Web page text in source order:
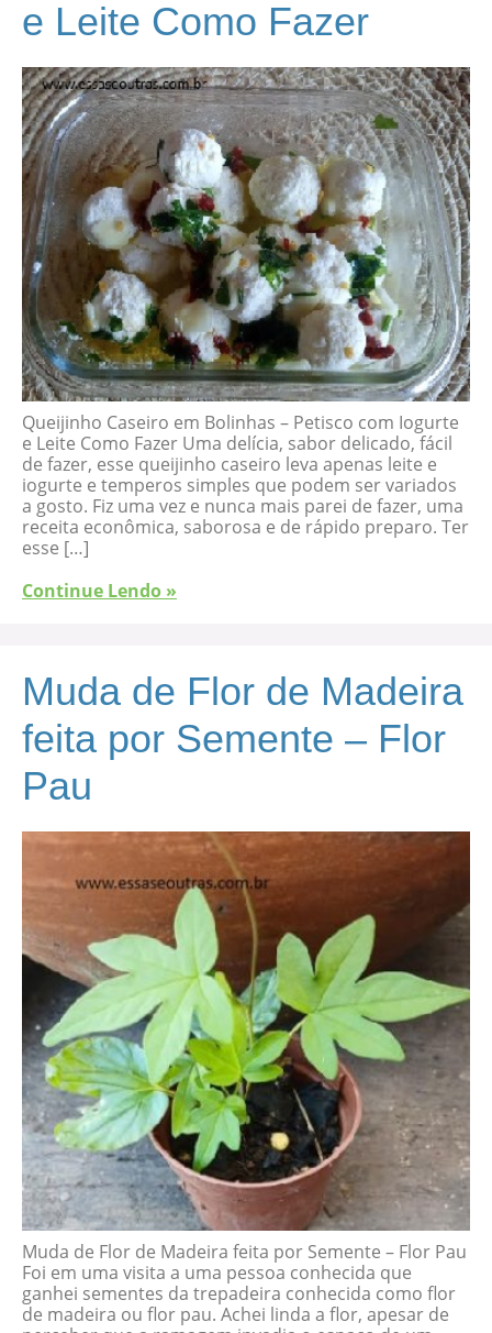
e Leite Como Fazer
Queijinho Caseiro em Bolinhas – Petisco com Iogurte
e Leite Como Fazer Uma delícia, sabor delicado, fácil
de fazer, esse queijinho caseiro leva apenas leite e
iogurte e temperos simples que podem ser variados
a gosto. Fiz uma vez e nunca mais parei de fazer, uma
receita econômica, saborosa e de rápido preparo. Ter
esse […]
Continue Lendo »
Muda de Flor de Madeira
feita por Semente – Flor
Pau
Muda de Flor de Madeira feita por Semente – Flor Pau
Foi em uma visita a uma pessoa conhecida que
ganhei sementes da trepadeira conhecida como flor
de madeira ou flor pau. Achei linda a flor, apesar de